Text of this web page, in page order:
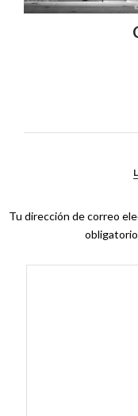
Tu dirección de correo